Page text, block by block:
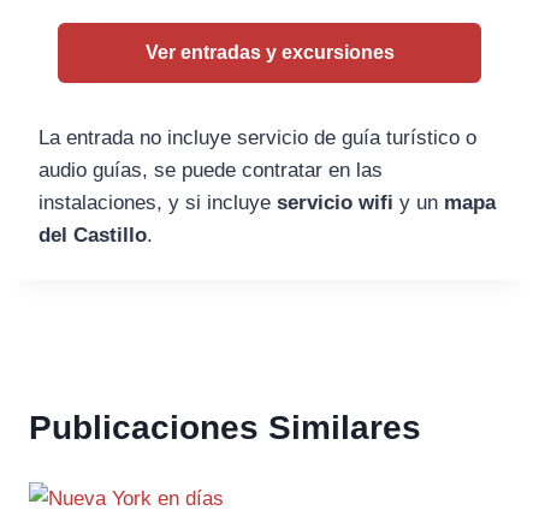
Ver entradas y excursiones
La entrada no incluye servicio de guía turístico o
audio guías, se puede contratar en las
instalaciones, y si incluye servicio wifi y un mapa
del Castillo.
Publicaciones Similares